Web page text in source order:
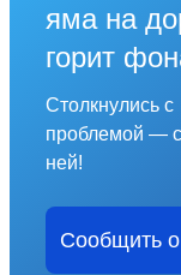
яма на
горит
Столкнулись с
проблемой —
ней!
Сообщить